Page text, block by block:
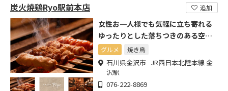
炭火焼鶏Ryo駅前本店 追加
女性お一人様でも気軽に立ち寄れる
ゆったりとした落ちつきのある空間
のお店
グルメ 焼き鳥
石川県金沢市 JR西日本北陸本線 金
沢駅
076-222-8869